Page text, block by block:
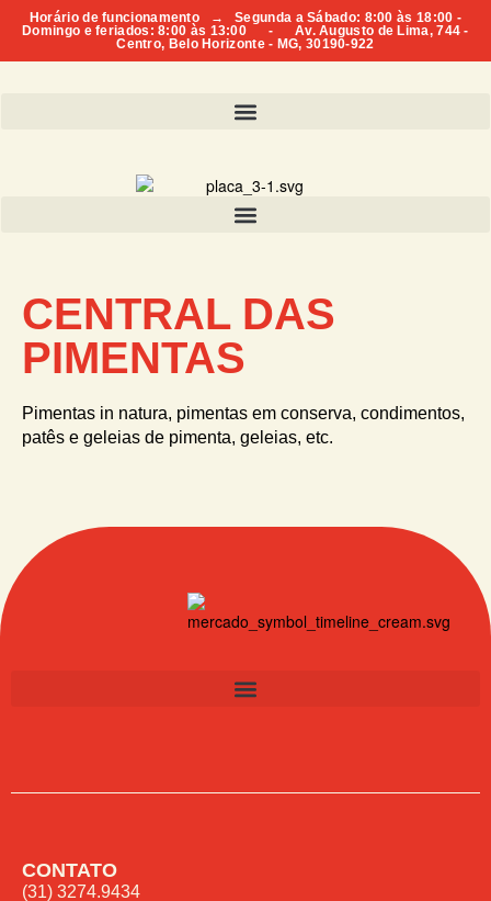
Horário de funcionamento → Segunda a Sábado: 8:00 às 18:00 -
Domingo e feriados: 8:00 às 13:00 - Av. Augusto de Lima, 744 -
Centro, Belo Horizonte - MG, 30190-922
CENTRAL DAS
PIMENTAS
Pimentas in natura, pimentas em conserva, condimentos,
patês e geleias de pimenta, geleias, etc.
CONTATO
(31) 3274.9434